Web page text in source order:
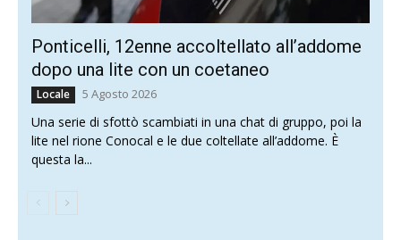
Ponticelli, 12enne accoltellato all’addome
dopo una lite con un coetaneo
Locale 5 Agosto 2026
Una serie di sfottò scambiati in una chat di gruppo, poi la
lite nel rione Conocal e le due coltellate all’addome. È
questa la...